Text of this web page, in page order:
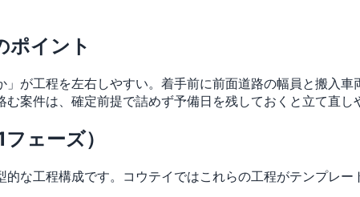
ポイント
が工程を左右しやすい。着手前に前面道路の幅員と搬入
案件は、確定前提で詰めず予備日を残しておくと立て直し
ェーズ）
な工程構成です。コウテイではこれらの工程がテンプレー